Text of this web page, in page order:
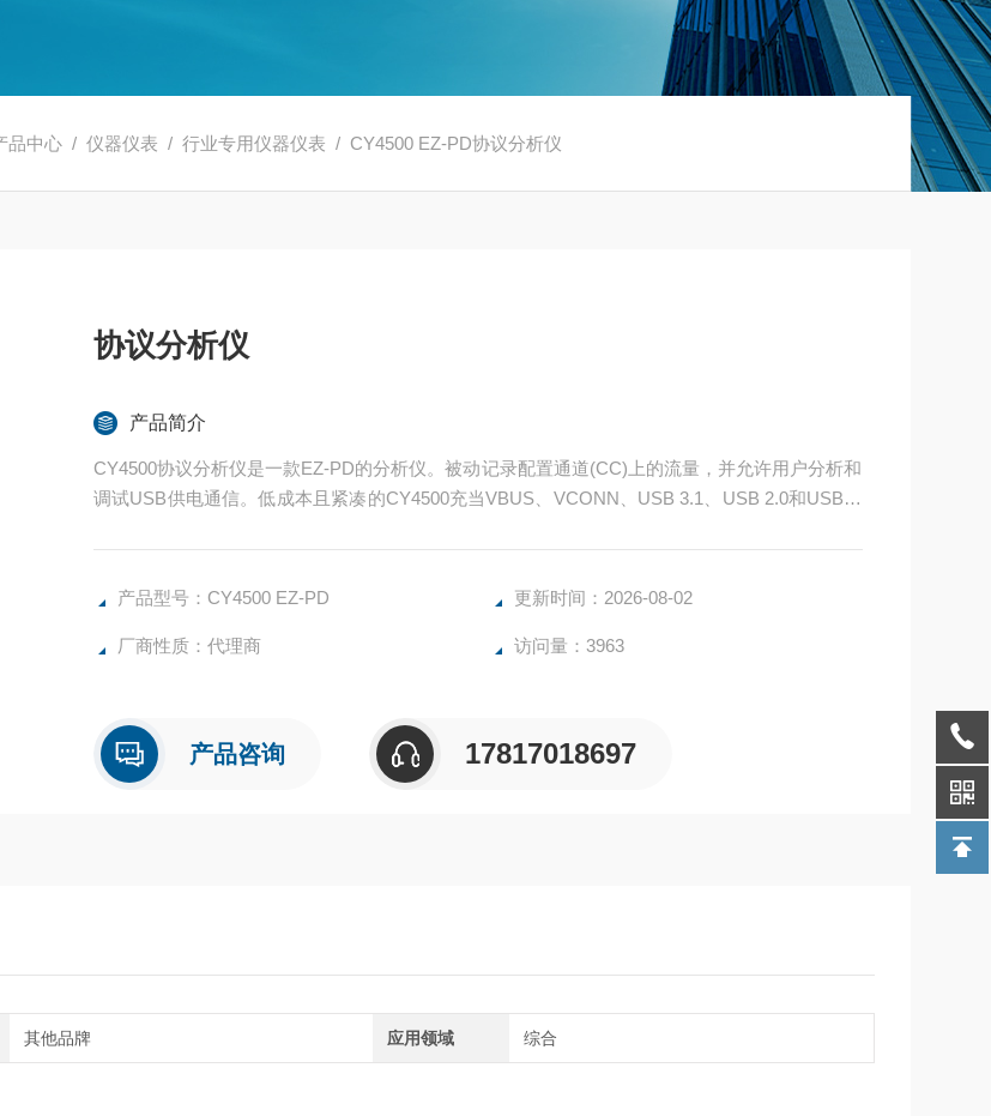
品中心 /仪器仪表 /行业专用仪器仪表 / CY4500 EZ-PD协议分析仪
协议分析仪
产品简介
CY4500协议分析仪是一款EZ-PD的分析仪。被动记录配置通道(CC)上的流量，并允许用户分析和
调试USB供电通信。低成本且紧凑的CY4500充当VBUS、VCONN、USB 3.1、USB 2.0和USB-P
产品型号：CY4500 EZ-PD 更新时间：2026-08-02
厂商性质：代理商 访问量：3963
产品咨询 17817018697
其他品牌 应用领域 综合